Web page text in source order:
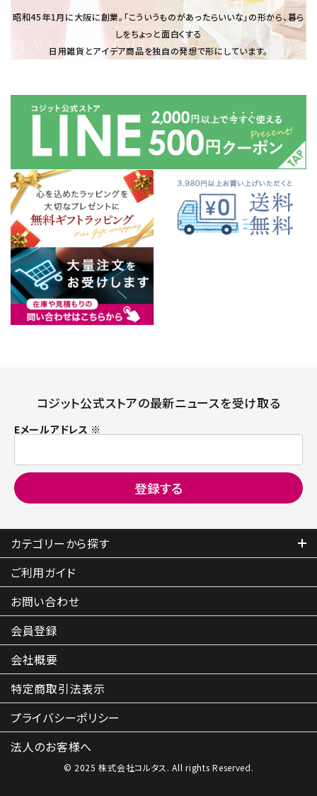
昭和45年1⽉に大阪に創業。「こういうものがあったらいいな」の形から、暮ら
しをちょっと面白くする
日用雑貨とアイデア商品を独自の発想で形にしています。
コジット公式ストアの最新ニュースを受け取る
Eメールアドレス ※
カテゴリーから探す
ご利用ガイド
お問い合わせ
会員登録
会社概要
特定商取引法表示
プライバシーポリシー
法人のお客様へ
© 2025 株式会社コルタス. All rights Reserved.